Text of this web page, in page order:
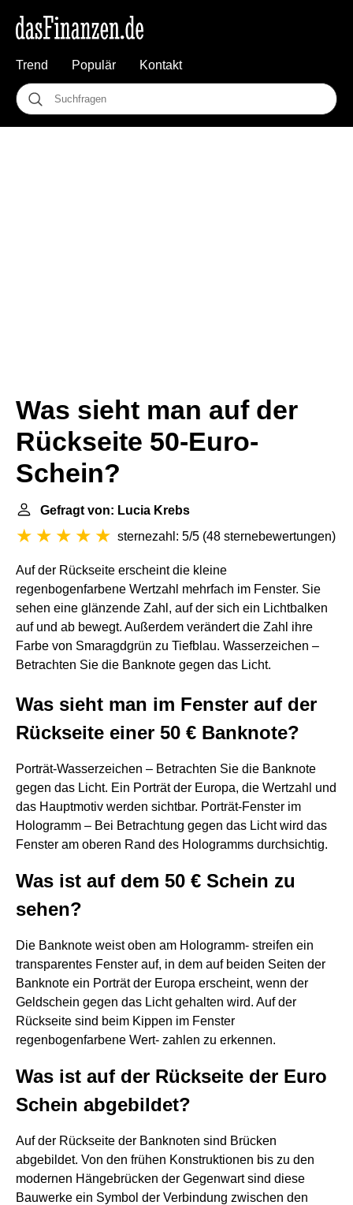
Trend Populär Kontakt
Was sieht man auf der
Rückseite 50-Euro-
Schein?
Gefragt von: Lucia Krebs
sternezahl: 5/5 (48 sternebewertungen)
Auf der Rückseite erscheint die kleine
regenbogenfarbene Wertzahl mehrfach im Fenster. Sie
sehen eine glänzende Zahl, auf der sich ein Lichtbalken
auf und ab bewegt. Außerdem verändert die Zahl ihre
Farbe von Smaragdgrün zu Tiefblau. Wasserzeichen –
Betrachten Sie die Banknote gegen das Licht.
Was sieht man im Fenster auf der
Rückseite einer 50 € Banknote?
Porträt-Wasserzeichen – Betrachten Sie die Banknote
gegen das Licht. Ein Porträt der Europa, die Wertzahl und
das Hauptmotiv werden sichtbar. Porträt-Fenster im
Hologramm – Bei Betrachtung gegen das Licht wird das
Fenster am oberen Rand des Hologramms durchsichtig.
Was ist auf dem 50 € Schein zu
sehen?
Die Banknote weist oben am Hologramm- streifen ein
transparentes Fenster auf, in dem auf beiden Seiten der
Banknote ein Porträt der Europa erscheint, wenn der
Geldschein gegen das Licht gehalten wird. Auf der
Rückseite sind beim Kippen im Fenster
regenbogenfarbene Wert- zahlen zu erkennen.
Was ist auf der Rückseite der Euro
Schein abgebildet?
Auf der Rückseite der Banknoten sind Brücken
abgebildet. Von den frühen Konstruktionen bis zu den
modernen Hängebrücken der Gegenwart sind diese
Bauwerke ein Symbol der Verbindung zwischen den